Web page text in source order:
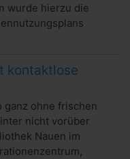
wurde hierzu die
kontaktlose
ganz ohne frischen
nicht vorüber
Nauen im